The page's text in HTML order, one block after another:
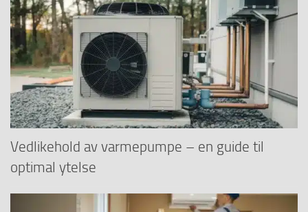
Vedlikehold av varmepumpe – en guide til
optimal ytelse